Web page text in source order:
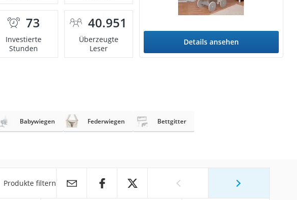
73
Investierte
Stunden
40.951
Überzeugte
Leser
Details ansehen
Babywiegen Federwiegen Bettgitter
Produkte filtern